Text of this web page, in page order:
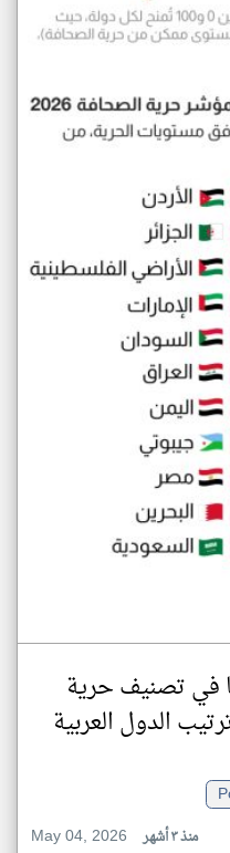
في تصنيف حرية
الدول العربية
May 04, 2026
منذ ٣ أشهر